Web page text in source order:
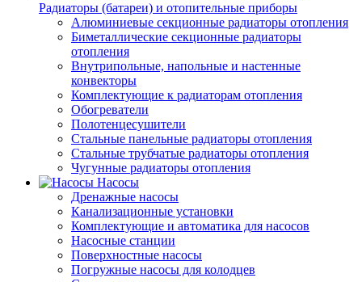
Радиаторы (батареи) и отопительные приборы
Алюминиевые секционные радиаторы отопления
Биметаллические секционные радиаторы
отопления
Внутрипольные, напольные и настенные
конвекторы
Комплектующие к радиаторам отопления
Обогреватели
Полотенцесушители
Стальные панельные радиаторы отопления
Стальные трубчатые радиаторы отопления
Чугунные радиаторы отопления
Насосы
Дренажные насосы
Канализационные установки
Комплектующие и автоматика для насосов
Насосные станции
Поверхностные насосы
Погружные насосы для колодцев